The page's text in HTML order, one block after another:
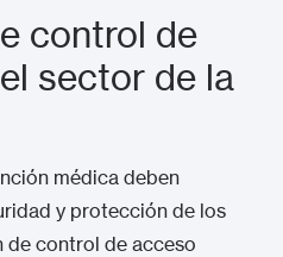
control de
sector de la
médica deben
y protección de los
de control de acceso